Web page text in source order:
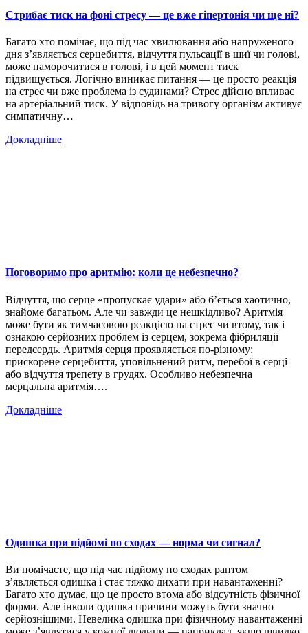
Стрибає тиск на фоні стресу — це вже гіпертонія чи ще ні?
Багато хто помічає, що під час хвилювання або напруженого
дня з’являється серцебиття, відчуття пульсації в шиї чи голові,
може паморочитися в голові, і в цей момент тиск
підвищується. Логічно виникає питання — це просто реакція
на стрес чи вже проблема із судинами? Стрес дійсно впливає
на артеріальний тиск. У відповідь на тривогу організм активує
симпатичну…
Докладніше
Поговоримо про аритмію: коли це небезпечно?
Відчуття, що серце «пропускає удари» або б’ється хаотично,
знайоме багатьом. Але чи завжди це нешкідливо? Аритмія
може бути як тимчасовою реакцією на стрес чи втому, так і
ознакою серйозних проблем із серцем, зокрема фібриляції
передсердь. Аритмія серця проявляється по-різному:
прискорене серцебиття, уповільнений ритм, перебої в серці
або відчуття трепету в грудях. Особливо небезпечна
мерцальна аритмія….
Докладніше
Одишка при підйомі по сходах — норма чи сигнал?
Ви помічаєте, що під час підйому по сходах раптом
з’являється одишка і стає тяжко дихати при навантаженні?
Багато хто думає, що це просто втома або відсутність фізичної
форми. Але інколи одишка причини можуть бути значно
серйознішими. Невелика одишка при фізичному навантаженні